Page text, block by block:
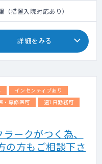
（措置入院対応あり）
詳細をみる
インセンティブあり
・専修医可
週1日勤務可
ークがつく為、
の方もご相談下さ